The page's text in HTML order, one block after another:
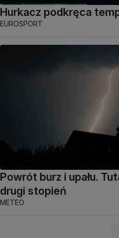
Hurkacz podkręca
EUROSPORT
Powrót burz i upału.
drugi stopień
METEO